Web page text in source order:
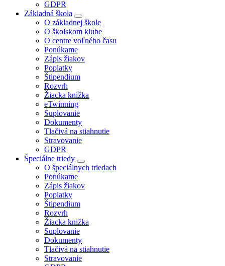
GDPR
Základná škola
O základnej škole
O školskom klube
O centre voľného času
Ponúkame
Zápis žiakov
Poplatky
Štipendium
Rozvrh
Žiacka knižka
eTwinning
Suplovanie
Dokumenty
Tlačivá na stiahnutie
Stravovanie
GDPR
Špeciálne triedy
O špeciálnych triedach
Ponúkame
Zápis žiakov
Poplatky
Štipendium
Rozvrh
Žiacka knižka
Suplovanie
Dokumenty
Tlačivá na stiahnutie
Stravovanie